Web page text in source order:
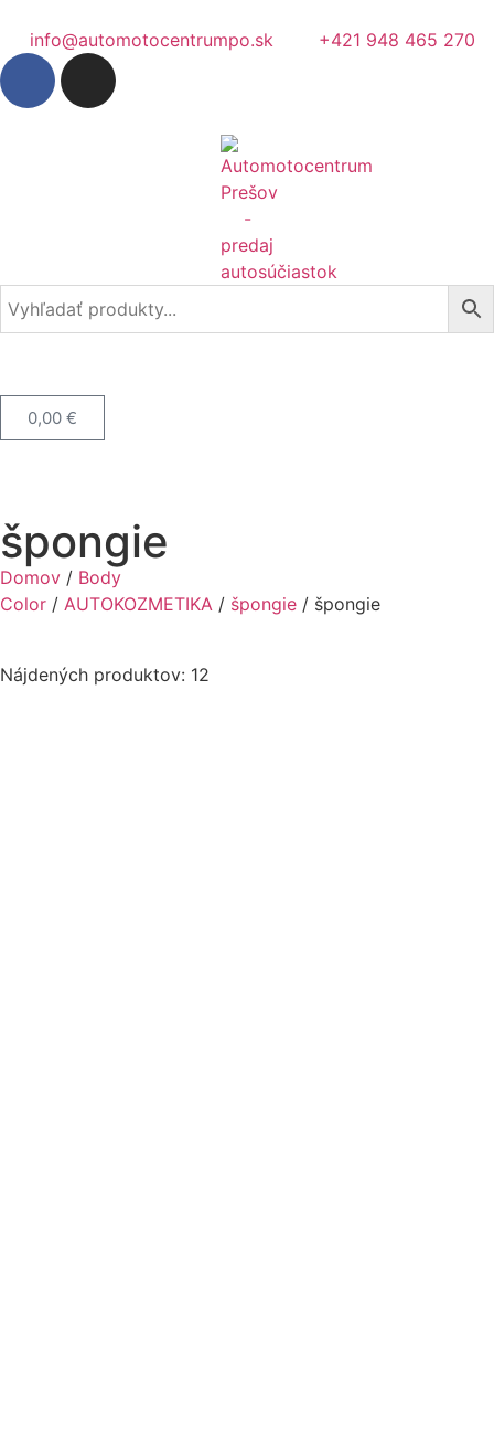
info@automotocentrumpo.sk +421 948 465 270
0,00 €
špongie
Domov / Body
Color / AUTOKOZMETIKA / špongie / špongie
Nájdených produktov: 12